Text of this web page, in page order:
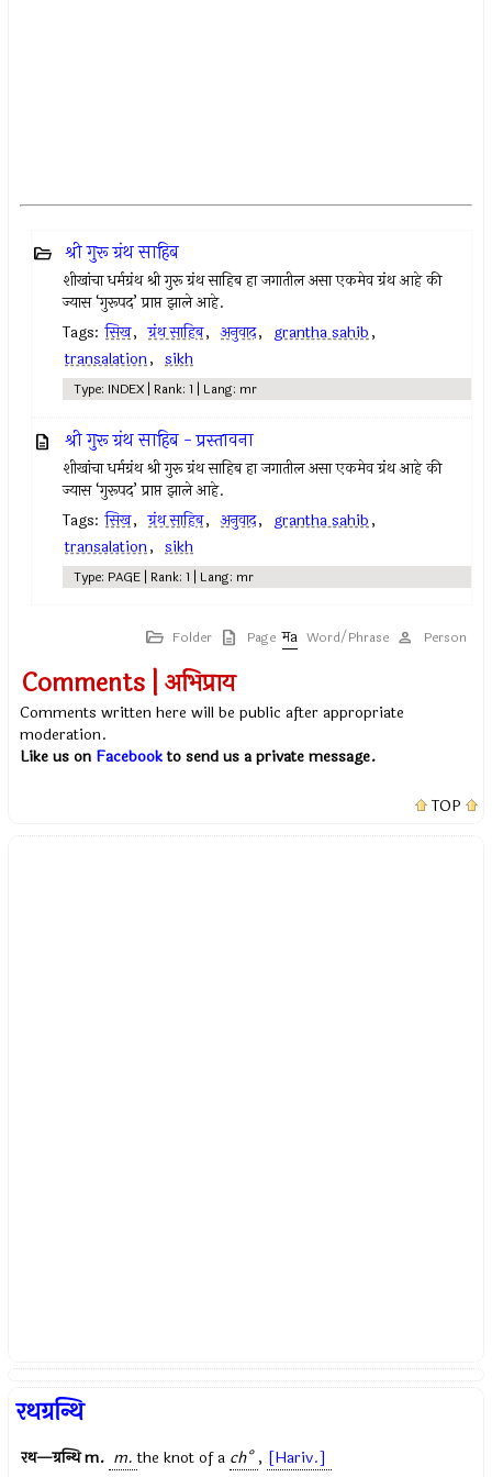
श्री गुरू ग्रंथ साहिब
शीखांचा धर्मग्रंथ श्री गुरू ग्रंथ साहिब हा जगातील असा एकमेव ग्रंथ आहे की
ज्यास ‘गुरूपद’ प्राप्त झाले आहे.
Tags: सिख, ग्रंथ साहिब, अनुवाद, grantha sahib,
transalation, sikh
Type: INDEX | Rank: 1 | Lang: mr
श्री गुरू ग्रंथ साहिब - प्रस्तावना
शीखांचा धर्मग्रंथ श्री गुरू ग्रंथ साहिब हा जगातील असा एकमेव ग्रंथ आहे की
ज्यास ‘गुरूपद’ प्राप्त झाले आहे.
Tags: सिख, ग्रंथ साहिब, अनुवाद, grantha sahib,
transalation, sikh
Type: PAGE | Rank: 1 | Lang: mr
Folder Page Word/Phrase Person
Comments | अभिप्राय
Comments written here will be public after appropriate
moderation.
Like us on Facebookto send us a private message.
TOP
रथग्रन्थि
रथ—ग्रन्थिm. m. the knot of a ch° , [Hariv.]